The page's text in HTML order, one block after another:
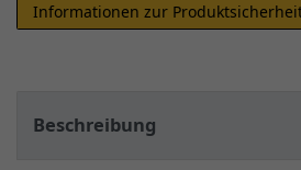
Informationen zur
Beschreibung